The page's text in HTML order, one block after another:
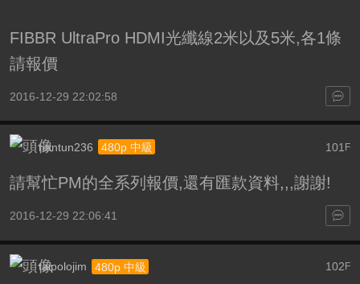
FIBBR UltraPro HDMI光纖線2米以及5米,各1條
請報價
2016-12-29 22:02:58
101 F
nantun236 480p 中級
請幫忙PM的全系列報價,還有匯款資料,,,謝謝!
2016-12-29 22:06:41
102 F
taipolojim 480p 中級